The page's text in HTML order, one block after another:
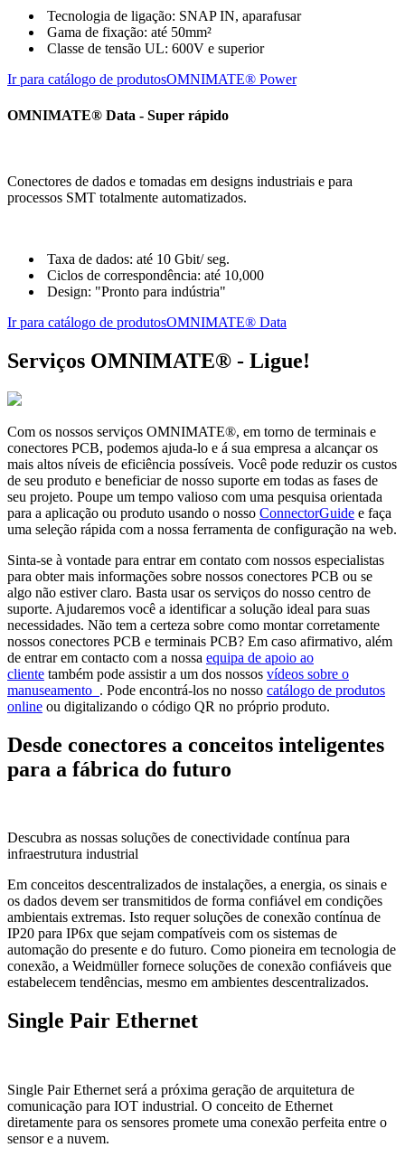
Tecnologia de ligação: SNAP IN, aparafusar
Gama de fixação: até 50mm²
Classe de tensão UL: 600V e superior
Ir para catálogo de produtosOMNIMATE® Power
OMNIMATE® Data - Super rápido
Conectores de dados e tomadas em designs industriais e para
processos SMT totalmente automatizados.
Taxa de dados: até 10 Gbit/ seg.
Ciclos de correspondência: até 10,000
Design: "Pronto para indústria"
Ir para catálogo de produtosOMNIMATE® Data
Serviços OMNIMATE® - Ligue!
Com os nossos serviços OMNIMATE®, em torno de terminais e
conectores PCB, podemos ajuda-lo e á sua empresa a alcançar os
mais altos níveis de eficiência possíveis. Você pode reduzir os custos
de seu produto e beneficiar de nosso suporte em todas as fases de
seu projeto. Poupe um tempo valioso com uma pesquisa orientada
para a aplicação ou produto usando o nosso ConnectorGuide e faça
uma seleção rápida com a nossa ferramenta de configuração na web.
Sinta-se à vontade para entrar em contato com nossos especialistas
para obter mais informações sobre nossos conectores PCB ou se
algo não estiver claro. Basta usar os serviços do nosso centro de
suporte. Ajudaremos você a identificar a solução ideal para suas
necessidades. Não tem a certeza sobre como montar corretamente
nossos conectores PCB e terminais PCB? Em caso afirmativo, além
de entrar em contacto com a nossa equipa de apoio ao
cliente também pode assistir a um dos nossos vídeos sobre o
manuseamento . Pode encontrá-los no nosso catálogo de produtos
online ou digitalizando o código QR no próprio produto.
Desde conectores a conceitos inteligentes
para a fábrica do futuro
Descubra as nossas soluções de conectividade contínua para
infraestrutura industrial
Em conceitos descentralizados de instalações, a energia, os sinais e
os dados devem ser transmitidos de forma confiável em condições
ambientais extremas. Isto requer soluções de conexão contínua de
IP20 para IP6x que sejam compatíveis com os sistemas de
automação do presente e do futuro. Como pioneira em tecnologia de
conexão, a Weidmüller fornece soluções de conexão confiáveis que
estabelecem tendências, mesmo em ambientes descentralizados.
Single Pair Ethernet
Single Pair Ethernet será a próxima geração de arquitetura de
comunicação para IOT industrial. O conceito de Ethernet
diretamente para os sensores promete uma conexão perfeita entre o
sensor e a nuvem.